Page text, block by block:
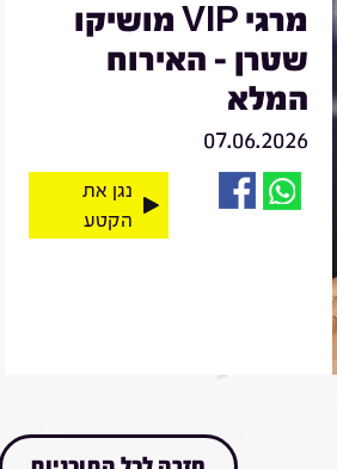
מרגי VIP מושיקו
שטרן - האירוח
המלא
07.06.2026
נגן את
הקטע